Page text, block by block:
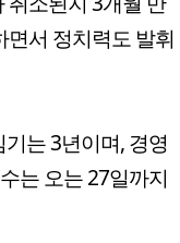
서 정치력도 발휘
는 3년이며, 경영
는 오는 27일까지